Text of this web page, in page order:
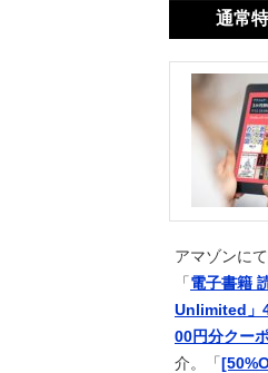
一般 【
【
一般 【
一般
島
施
日向坂 【
【
一般 菅
一般
施
一般 【
通常
アマゾンにて
「 電子書籍
Unlimited」
00円分クー
介。「